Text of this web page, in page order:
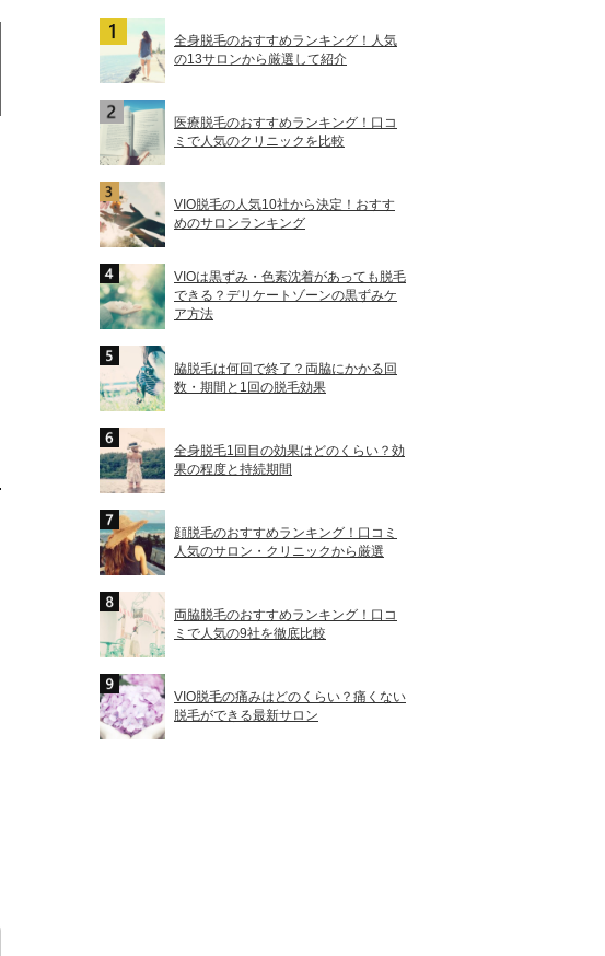
全身脱毛のおすすめランキング！人気
の13サロンから厳選して紹介
医療脱毛のおすすめランキング！口コ
ミで人気のクリニックを比較
VIO脱毛の人気10社から決定！おすす
めのサロンランキング
VIOは黒ずみ・色素沈着があっても脱毛
できる？デリケートゾーンの黒ずみケ
ア方法
脇脱毛は何回で終了？両脇にかかる回
数・期間と1回の脱毛効果
全身脱毛1回目の効果はどのくらい？効
果の程度と持続期間
顔脱毛のおすすめランキング！口コミ
人気のサロン・クリニックから厳選
両脇脱毛のおすすめランキング！口コ
ミで人気の9社を徹底比較
VIO脱毛の痛みはどのくらい？痛くない
脱毛ができる最新サロン